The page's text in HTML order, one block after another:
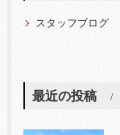
スタッフブログ
最近の投稿